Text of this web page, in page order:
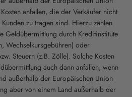
anfallen, die der Verkäufer nicht
zu tragen sind. Hierzu zählen
Geldübermittlung durch Kreditinstitute
Wechselkursgebühren) oder
Steuern (z.B. Zölle). Solche Kosten
auch dann anfallen, wenn
außerhalb der Europäischen Union
aber von einem Land außerhalb der